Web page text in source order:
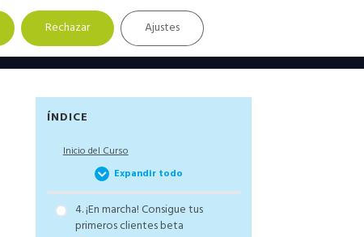
Barra
lateral
principal
ÍNDICE
Inicio del Curso
Expandir todo
4. ¡En marcha! Consigue tus
primeros clientes beta
Rechazar Ajustes